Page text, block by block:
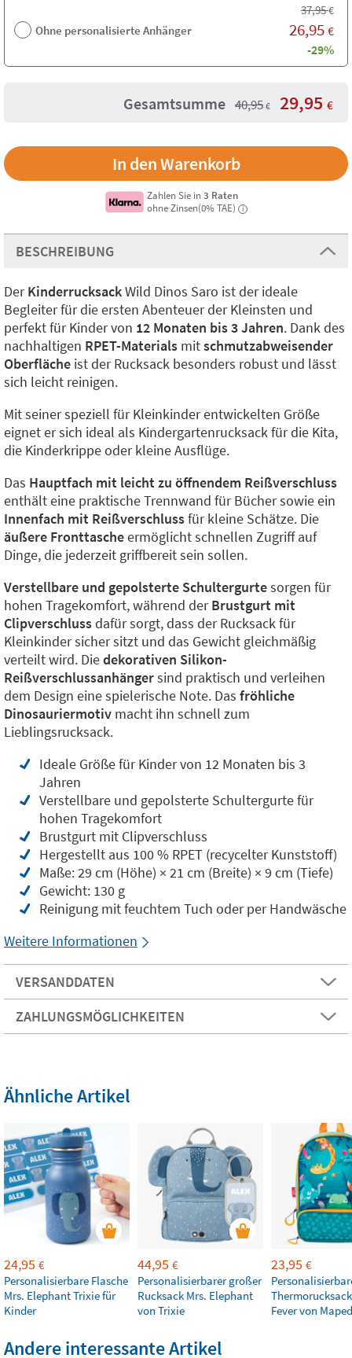
Ohne personalisierte Anhänger
37,95€
26,95 €
-29%
Gesamtsumme 40,95 € 29,95 €
Zahlen Sie in3 Raten
ohne Zinsen(0% TAE)
i
BESCHREIBUNG
DerKinderrucksackWild Dinos Saro ist der ideale
Begleiter für die ersten Abenteuer der Kleinsten und
perfekt für Kinder von 12 Monaten bis 3 Jahren. Dank des
nachhaltigen RPET-Materials mitschmutzabweisender
Oberfläche ist der Rucksack besonders robust und lässt
sich leicht reinigen.
Mit seiner speziell für Kleinkinder entwickelten Größe
eignet er sich ideal als Kindergartenrucksack für die Kita,
die Kinderkrippe oder kleine Ausflüge.
Das Hauptfach mit leicht zu öffnendem Reißverschluss
enthält eine praktische Trennwand für Bücher sowie ein
Innenfach mit Reißverschlussfür kleine Schätze. Die
äußere Fronttascheermöglicht schnellen Zugriff auf
Dinge, die jederzeit griffbereit sein sollen.
Verstellbare und gepolsterte Schultergurtesorgen für
hohen Tragekomfort, während derBrustgurt mit
Clipverschlussdafür sorgt, dass der Rucksack für
Kleinkinder sicher sitzt und das Gewicht gleichmäßig
verteilt wird. Diedekorativen Silikon-
Reißverschlussanhängersind praktisch und verleihen
dem Design eine spielerische Note. Das fröhliche
Dinosauriermotiv macht ihn schnell zum
Lieblingsrucksack.
Ideale Größe für Kinder von 12 Monaten bis 3
Jahren
Verstellbare und gepolsterte Schultergurte für
hohen Tragekomfort
Brustgurt mit Clipverschluss
Hergestellt aus 100 % RPET (recycelter Kunststoff)
Maße: 29 cm (Höhe) × 21 cm (Breite) × 9 cm (Tiefe)
Gewicht: 130 g
Reinigung mit feuchtem Tuch oder per Handwäsche
Weitere Informationen
VERSANDDATEN
ZAHLUNGSMÖGLICHKEITEN
Ähnliche Artikel
24,95 €
Personalisierbare Flasche
Mrs. Elephant Trixie für
Kinder
44,95 €
Personalisierbarer großer
Rucksack Mrs. Elephant
von Trixie
23,95 €
Fever von Maped
Andere interessante Artikel